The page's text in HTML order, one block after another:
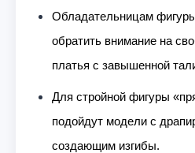
Обладательницам
обратить внимание на
платья с завышенной
Для стройной фигуры
подойдут модели с
создающим изгибы.